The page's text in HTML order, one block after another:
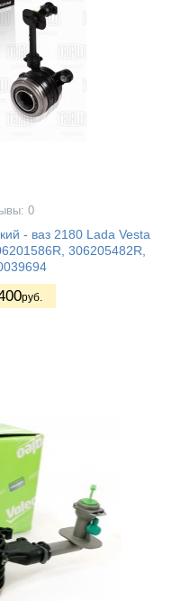
0
- ваз 2180 Lada Vesta
306205482R,
руб.